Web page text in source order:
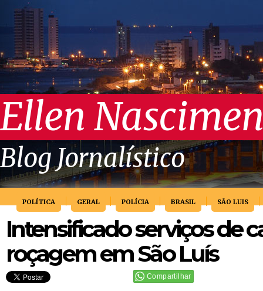
Ellen
Blog Jornalístico
POLÍTICA GERAL POLÍCIA BRASIL SÃO LUIS
Intensificado serviços de
roçagem em São Luís
Compartilhar